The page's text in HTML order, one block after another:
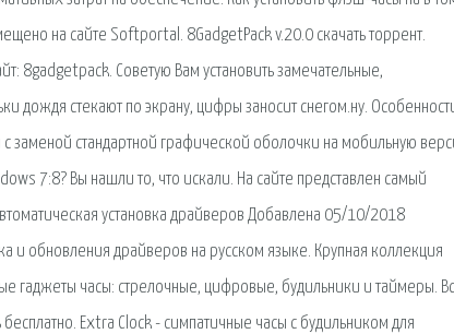
на сайте Softportal. 8GadgetPack v.20.0 скачать торрент.
8gadgetpack. Советую Вам установить замечательные,
дождя стекают по экрану, цифры заносит снегом.ну.
заменой стандартной графической оболочки на мобильную
7:8? Вы нашли то, что искали. На сайте представлен самый
установка драйверов Добавлена 05/10/2018
и обновления драйверов на русском языке. Крупная коллекция
гаджеты часы: стрелочные, цифровые, будильники и таймеры.
Extra Clock - симпатичные часы с будильником для